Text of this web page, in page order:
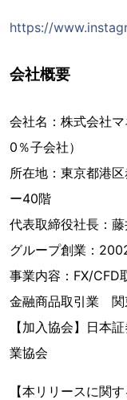
https://
会社概要
会社名：株式会社
0％子会社）
所在地：東京都港
ー40階
代表取締役社長：
グループ創業：
事業内容：FX/CFD
金融商品取引業 関
【加入協会】日本
業協会
【本リリースに関